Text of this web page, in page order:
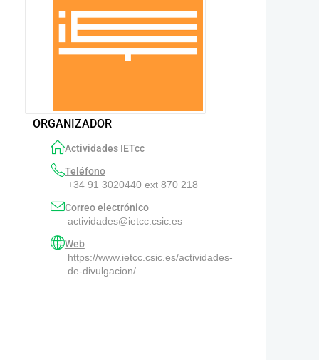
ORGANIZADOR
Actividades IETcc
Teléfono
+34 91 3020440 ext 870 218
Correo electrónico
actividades@ietcc.csic.es
Web
https://www.ietcc.csic.es/actividades-
de-divulgacion/